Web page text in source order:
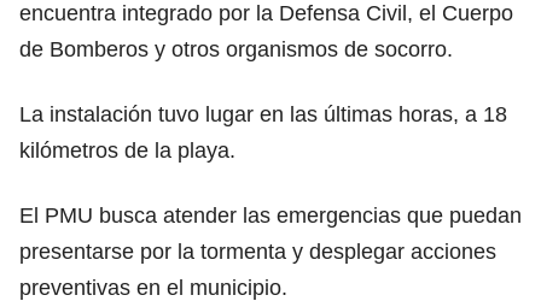
encuentra integrado por la Defensa Civil, el Cuerpo
de Bomberos y otros organismos de socorro.
La instalación tuvo lugar en las últimas horas, a 18
kilómetros de la playa.
El PMU busca atender las emergencias que puedan
presentarse por la tormenta y desplegar acciones
preventivas en el municipio.